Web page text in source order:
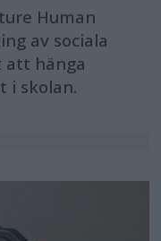
Human
av sociala
att hänga
i skolan.